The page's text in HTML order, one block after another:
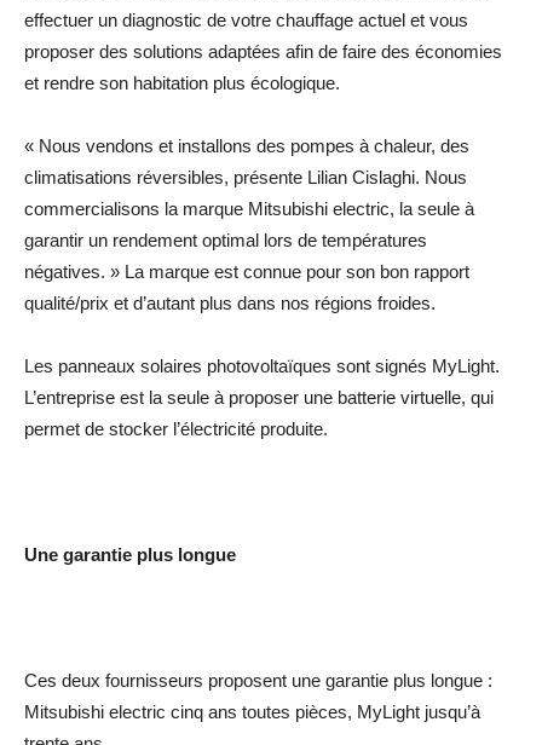
effectuer un diagnostic de votre chauffage actuel et vous
proposer des solutions adaptées afin de faire des économies
et rendre son habitation plus écologique.
« Nous vendons et installons des pompes à chaleur, des
climatisations réversibles, présente Lilian Cislaghi. Nous
commercialisons la marque Mitsubishi electric, la seule à
garantir un rendement optimal lors de températures
négatives. » La marque est connue pour son bon rapport
qualité/prix et d’autant plus dans nos régions froides.
Les panneaux solaires photovoltaïques sont signés MyLight.
L’entreprise est la seule à proposer une batterie virtuelle, qui
permet de stocker l’électricité produite.
Une garantie plus longue
Ces deux fournisseurs proposent une garantie plus longue :
Mitsubishi electric cinq ans toutes pièces, MyLight jusqu’à